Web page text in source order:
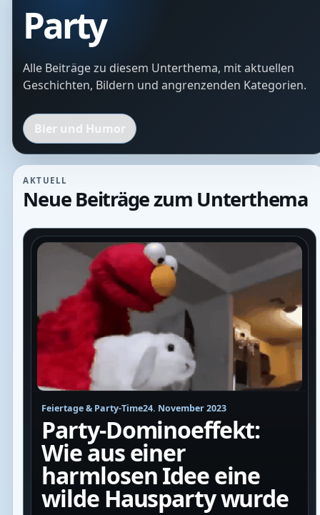
Party
Alle Beiträge zu diesem Unterthema, mit aktuellen
Geschichten, Bildern und angrenzenden Kategorien.
Bier und Humor
AKTUELL
Neue Beiträge zum Unterthema
Feiertage & Party-Time24. November 2023
Party-Dominoeffekt:
Wie aus einer
harmlosen Idee eine
wilde Hausparty wurde